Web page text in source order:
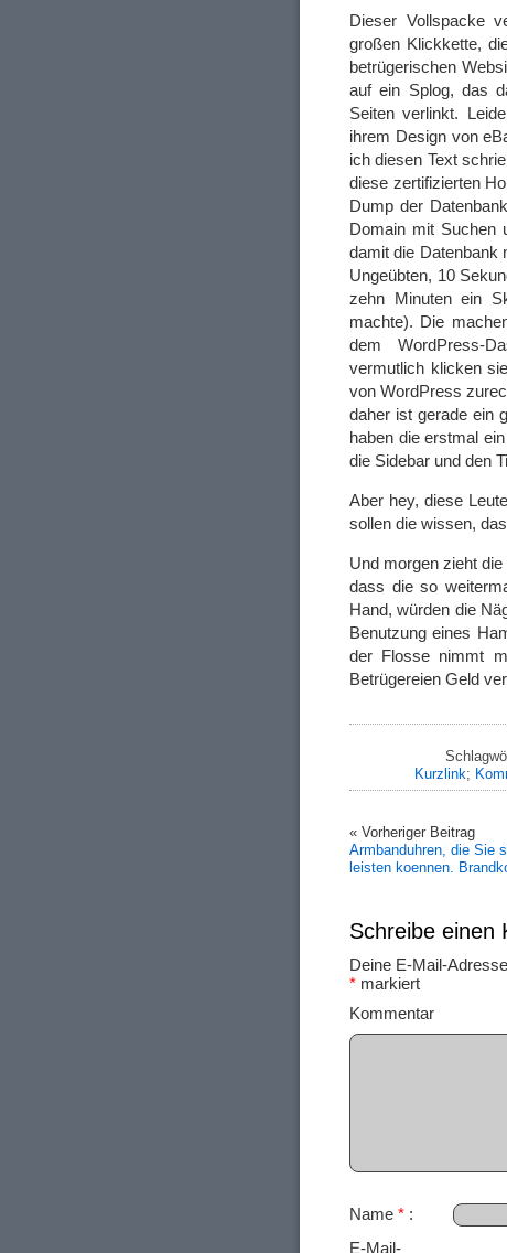
Dieser Vollspacke
großen Klickkette,
betrügerischen
auf ein Splog, das
Seiten verlinkt.
ihrem Design von
ich diesen Text
diese zertifizierten
Dump der
Domain mit Suchen
damit die Datenbank
Ungeübten, 10
zehn Minuten ein
machte). Die
dem WordPress-
vermutlich klicken
von WordPress
daher ist gerade ein
haben die erstmal
die Sidebar und den
Aber hey, diese
sollen die wissen,
Und morgen zieht
dass die so
Hand, würden die
Benutzung eines
der Flosse nimmt
Betrügereien Geld
Kurzlink;
« Vorheriger Beitrag
Armbanduhren, die Sie
leisten koennen.
Schreibe einen
Deine E-Mail-
* markiert
Name *
E-Mail-